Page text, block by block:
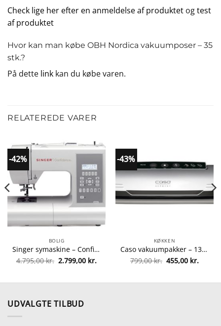
Check lige her efter en anmeldelse af produktet ogtest
af produktet
Hvor kan man købe OBH Nordica vakuumposer – 35
stk.?
På dette link kan du købe varen.
RELATEREDE VARER
-42%
BOLIG
Singer symaskine – Confidence 7470 fra singer 4996856110016
4.795,00kr. Den
oprindelige
4.795,00 kr..
2.799,00 kr.
aktuelle
2.799,00 kr..
-43%
KØKKEN
Caso vakuumpakker – 1340 VC10 fra caso 4038437013405
799,00kr. Den
oprindelige
799,00 kr..
455,00 kr.
UDVALGTE TILBUD